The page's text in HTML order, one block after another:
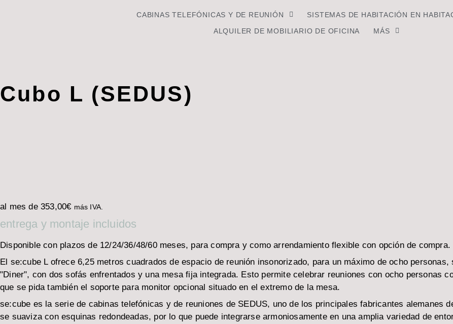
CABINAS TELEFÓNICAS Y DE REUNIÓN
SISTEMAS DE HABITACIÓN EN
ALQUILER DE MOBILIARIO DE OFICINA
MÁS
Cubo L (SEDUS)
al mes de 353,00€ más IVA.
entrega y montaje incluidos
Disponible con plazos de 12/24/36/48/60 meses, para compra y como arrendamiento flexible con opción de compra.
El se:cube L ofrece 6,25 metros cuadrados de espacio de reunión insonorizado, para un máximo de ocho
"Diner", con dos sofás enfrentados y una mesa fija integrada. Esto permite celebrar reuniones con ocho personas
que se pida también el soporte para monitor opcional situado en el extremo de la mesa.
se:cube es la serie de cabinas telefónicas y de reuniones de SEDUS, uno de los principales fabricantes alemanes
se suaviza con esquinas redondeadas, por lo que puede integrarse armoniosamente en una amplia variedad de